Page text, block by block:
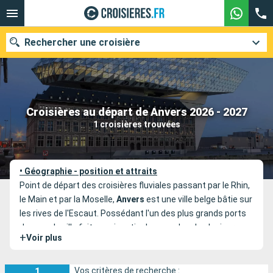
Croisières au départ de Anvers 2026 - 2027
1 croisières trouvées
Rechercher une croisière
Nos destinations
Mois de départ
Ports
Rechercher
• Géographie - position et attraits
Point de départ des croisières fluviales passant par le Rhin,
le Main et par la Moselle, Anvers est une ville belge bâtie sur
les rives de l'Escaut. Possédant l'un des plus grands ports
du pays, la ville fait aussi partie des escales de plusieurs
croisières maritimes en Europe du Nord. Ville d'histoire
diamant, Anvers est également le berceau de grands
+Voir plus
Vos critères de recherche :